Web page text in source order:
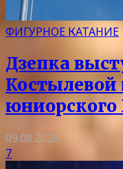
ФИГУРНОЕ КАТАНИЕ
Дзепка
Костылевой
юниорского
09.08.2026
7